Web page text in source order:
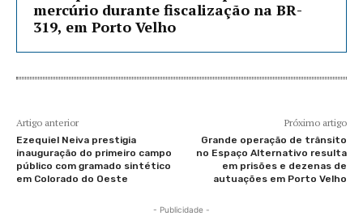
mercúrio durante fiscalização na BR-
319, em Porto Velho
Artigo anterior
Ezequiel Neiva prestigia
inauguração do primeiro campo
público com gramado sintético
em Colorado do Oeste
Próximo artigo
Grande operação de trânsito
no Espaço Alternativo resulta
em prisões e dezenas de
autuações em Porto Velho
- Publicidade -